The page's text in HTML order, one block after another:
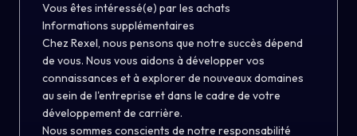
Vous êtes intéressé(e) par les achats
Informations supplémentaires
Chez Rexel, nous pensons que notre succès dépend
de vous. Nous vous aidons à développer vos
connaissances et à explorer de nouveaux domaines
au sein de l'entreprise et dans le cadre de votre
développement de carrière.
Nous sommes conscients de notre responsabilité